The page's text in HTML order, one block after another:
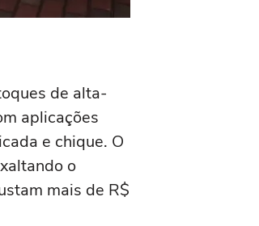
de alta-
aplicações
e chique. O
o
mais de R$